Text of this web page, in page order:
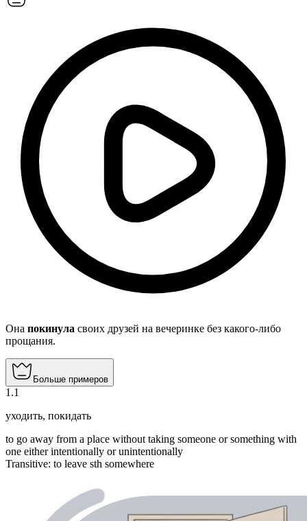
Она покинула своих друзей на вечеринке без какого-либо
прощания.
Больше примеров
1 .1
уходить, покидать
to go away from a place without taking someone or something with
one either intentionally or unintentionally
Transitive: to leave sth somewhere